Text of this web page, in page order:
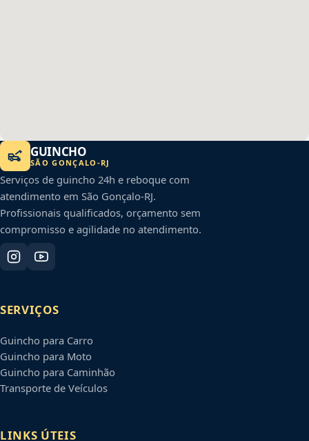
GUINCHO
SÃO GONÇALO -RJ
Serviços de guincho 24h e reboque com
atendimento em São Gonçalo-RJ.
Profissionais qualificados, orçamento sem
compromisso e agilidade no atendimento.
SERVIÇOS
Guincho para Carro
Guincho para Moto
Guincho para Caminhão
Transporte de Veículos
LINKS ÚTEIS